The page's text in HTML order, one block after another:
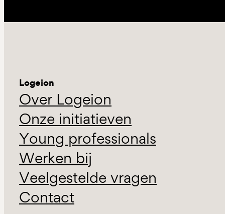
Logeion
Over Logeion
Onze initiatieven
Young professionals
Werken bij
Veelgestelde vragen
Contact